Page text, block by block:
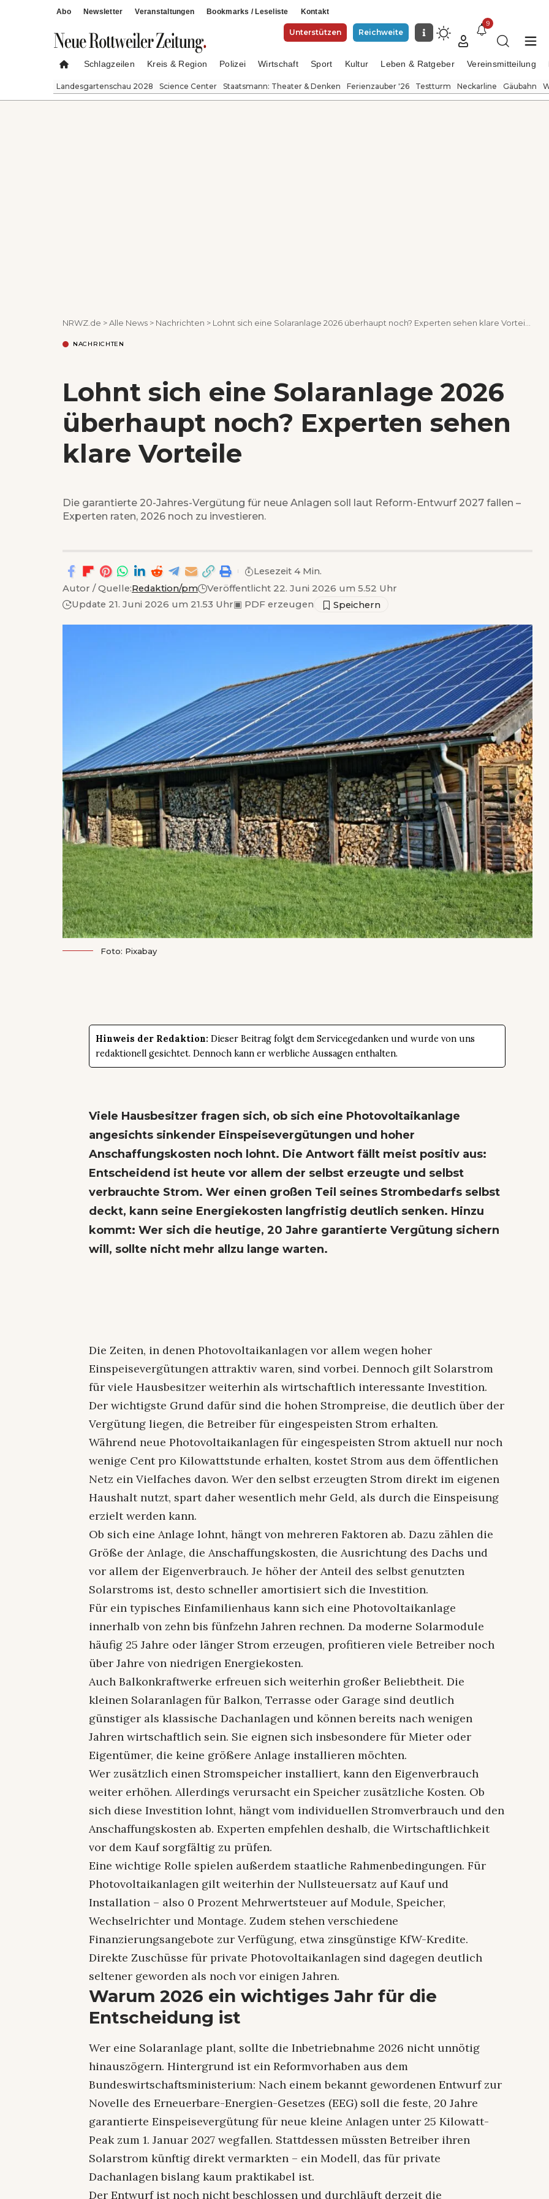
Abo Newsletter Veranstaltungen Bookmarks / Leseliste Kontakt
Unterstützen Reichweite
9
Schlagzeilen Kreis & Region Polizei Wirtschaft Sport Kultur Leben & Ratgeber Vereinsmitteilung
Landesgartenschau 2028 Science Center Staatsmann: Theater & Denken Ferienzauber '26 Testturm Neckarline Gäubahn
NRWZ.de >Alle News > Nachrichten > Lohnt sich eine Solaranlage 2026 überhaupt noch? Experten sehen klare Vorteile
NACHRICHTEN
Lohnt sich eine Solaranlage 2026
überhaupt noch? Experten sehen
klare Vorteile
Die garantierte 20-Jahres-Vergütung für neue Anlagen soll laut Reform-Entwurf 2027 fallen –
Experten raten, 2026 noch zu investieren.
Autor / Quelle:Redaktion/pm
Veröffentlicht 22. Juni 2026 um 5.52 Uhr
Update 21. Juni 2026 um 21.53 Uhr▣ PDF erzeugen
Lesezeit 4 Min.
Foto: Pixabay
Hinweis der Redaktion: Dieser Beitrag folgt dem Servicegedanken und wurde von uns
redaktionell gesichtet. Dennoch kann er werbliche Aussagen enthalten.
Viele Hausbesitzer fragen sich, ob sich eine Photovoltaikanlage
angesichts sinkender Einspeisevergütungen und hoher
Anschaffungskosten noch lohnt. Die Antwort fällt meist positiv aus:
Entscheidend ist heute vor allem der selbst erzeugte und selbst
verbrauchte Strom. Wer einen großen Teil seines Strombedarfs selbst
deckt, kann seine Energiekosten langfristig deutlich senken. Hinzu
kommt: Wer sich die heutige, 20 Jahre garantierte Vergütung sichern
will, sollte nicht mehr allzu lange warten.
Die Zeiten, in denen Photovoltaikanlagen vor allem wegen hoher
Einspeisevergütungen attraktiv waren, sind vorbei. Dennoch gilt Solarstrom
für viele Hausbesitzer weiterhin als wirtschaftlich interessante Investition.
Der wichtigste Grund dafür sind die hohen Strompreise, die deutlich über der
Vergütung liegen, die Betreiber für eingespeisten Strom erhalten.
Während neue Photovoltaikanlagen für eingespeisten Strom aktuell nur noch
wenige Cent pro Kilowattstunde erhalten, kostet Strom aus dem öffentlichen
Netz ein Vielfaches davon. Wer den selbst erzeugten Strom direkt im eigenen
Haushalt nutzt, spart daher wesentlich mehr Geld, als durch die Einspeisung
erzielt werden kann.
Ob sich eine Anlage lohnt, hängt von mehreren Faktoren ab. Dazu zählen die
Größe der Anlage, die Anschaffungskosten, die Ausrichtung des Dachs und
vor allem der Eigenverbrauch. Je höher der Anteil des selbst genutzten
Solarstroms ist, desto schneller amortisiert sich die Investition.
Für ein typisches Einfamilienhaus kann sich eine Photovoltaikanlage
innerhalb von zehn bis fünfzehn Jahren rechnen. Da moderne Solarmodule
häufig 25 Jahre oder länger Strom erzeugen, profitieren viele Betreiber noch
über Jahre von niedrigen Energiekosten.
Auch Balkonkraftwerke erfreuen sich weiterhin großer Beliebtheit. Die
kleinen Solaranlagen für Balkon, Terrasse oder Garage sind deutlich
günstiger als klassische Dachanlagen und können bereits nach wenigen
Jahren wirtschaftlich sein. Sie eignen sich insbesondere für Mieter oder
Eigentümer, die keine größere Anlage installieren möchten.
Wer zusätzlich einen Stromspeicher installiert, kann den Eigenverbrauch
weiter erhöhen. Allerdings verursacht ein Speicher zusätzliche Kosten. Ob
sich diese Investition lohnt, hängt vom individuellen Stromverbrauch und den
Anschaffungskosten ab. Experten empfehlen deshalb, die Wirtschaftlichkeit
vor dem Kauf sorgfältig zu prüfen.
Eine wichtige Rolle spielen außerdem staatliche Rahmenbedingungen. Für
Photovoltaikanlagen gilt weiterhin der Nullsteuersatz auf Kauf und
Installation – also 0 Prozent Mehrwertsteuer auf Module, Speicher,
Wechselrichter und Montage. Zudem stehen verschiedene
Finanzierungsangebote zur Verfügung, etwa zinsgünstige KfW-Kredite.
Direkte Zuschüsse für private Photovoltaikanlagen sind dagegen deutlich
seltener geworden als noch vor einigen Jahren.
Warum 2026 ein wichtiges Jahr für die
Entscheidung ist
Wer eine Solaranlage plant, sollte die Inbetriebnahme 2026 nicht unnötig
hinauszögern. Hintergrund ist ein Reformvorhaben aus dem
Bundeswirtschaftsministerium: Nach einem bekannt gewordenen Entwurf zur
Novelle des Erneuerbare-Energien-Gesetzes (EEG) soll die feste, 20 Jahre
garantierte Einspeisevergütung für neue kleine Anlagen unter 25 Kilowatt-
Peak zum 1. Januar 2027 wegfallen. Stattdessen müssten Betreiber ihren
Solarstrom künftig direkt vermarkten – ein Modell, das für private
Dachanlagen bislang kaum praktikabel ist.
Der Entwurf ist noch nicht beschlossen und durchläuft derzeit die